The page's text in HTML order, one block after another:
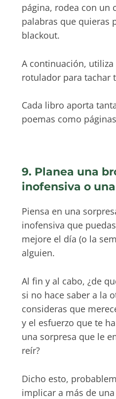
página, rodea con un
palabras que quieras
blackout.
A continuación,
rotulador para tachar
Cada libro aporta
poemas como
9. Planea una
inofensiva o
Piensa en una
inofensiva que
mejore el día (o la
alguien.
Al fin y al cabo, ¿de
si no hace saber a la
consideras que
y el esfuerzo que te
una sorpresa que le
reír?
Dicho esto,
implicar a más de